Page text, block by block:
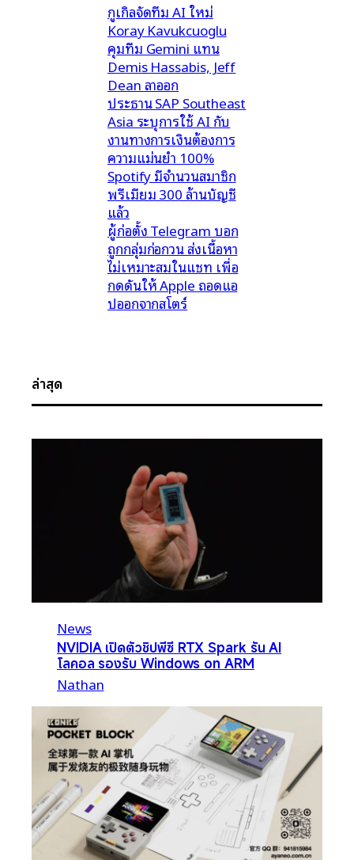
กูเกิลจัดทีม AI ใหม่
Koray Kavukcuoglu
คุมทีม Gemini แทน
Demis Hassabis, Jeff
Dean ลาออก
ประธาน SAP Southeast
Asia ระบุการใช้ AI กับ
งานทางการเงินต้องการ
ความแม่นยำ 100%
Spotify มีจำนวนสมาชิก
พรีเมียม 300 ล้านบัญชี
แล้ว
ผู้ก่อตั้ง Telegram บอก
ถูกกลุ่มก่อกวน ส่งเนื้อหา
ไม่เหมาะสมในแชท เพื่อ
กดดันให้ Apple ถอดแอ
ปออกจากสโตร์
ล่าสุด
News
NVIDIA เปิดตัวชิปพีซี RTX Spark รัน AI
โลคอล รองรับ Windows on ARM
Nathan